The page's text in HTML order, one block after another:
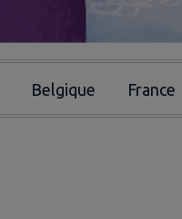
Belgique France